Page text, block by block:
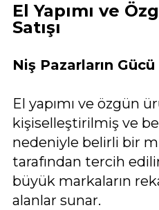
El Yapımı ve
Satışı
Niş Pazarların Gücü
El yapımı ve özgün
kişiselleştirilmiş ve
nedeniyle belirli bir
tarafından tercih
büyük markaların
alanlar sunar.